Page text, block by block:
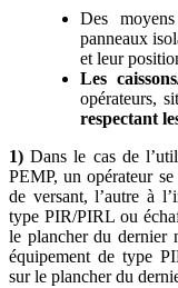
Des
panneaux
et leur
Les
opérateurs,
respectant
1) Dans le cas de
PEMP, un opérateur
de versant, l’autre à
type PIR/PIRL ou
le plancher du dernier
équipement de type
sur le plancher du